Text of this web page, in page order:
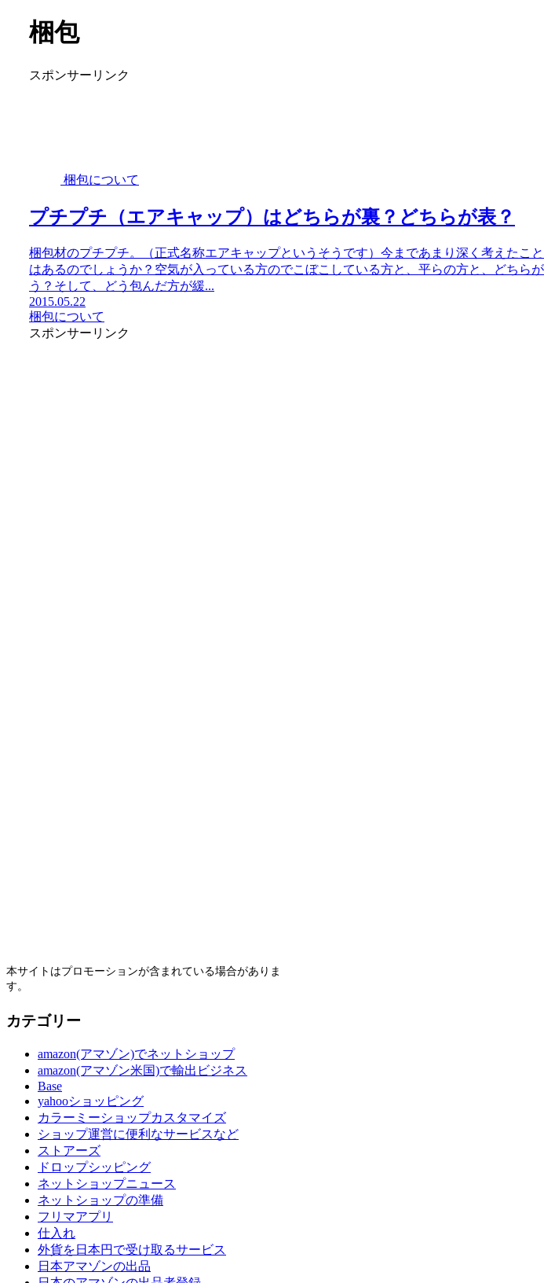
梱包
スポンサーリンク
梱包について
プチプチ（エアキャップ）はどちらが裏？どちらが表？
梱包材のプチプチ。（正式名称エアキャップというそうです）今まであまり深く考えたこ
はあるのでしょうか？空気が入っている方のでこぼこしている方と、平らの方と、どちら
う？そして、どう包んだ方が緩...
2015.05.22
梱包について
スポンサーリンク
本サイトはプロモーションが含まれている場合がありま
す。
カテゴリー
amazon(アマゾン)でネットショップ
amazon(アマゾン米国)で輸出ビジネス
Base
yahooショッピング
カラーミーショップカスタマイズ
ショップ運営に便利なサービスなど
ストアーズ
ドロップシッピング
ネットショップニュース
ネットショップの準備
フリマアプリ
仕入れ
外貨を日本円で受け取るサービス
日本アマゾンの出品